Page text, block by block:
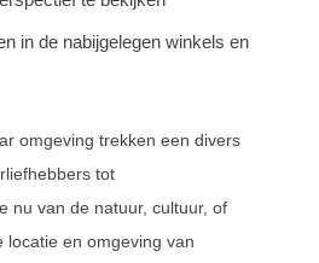
in de nabijgelegen winkels en
omgeving trekken een divers
tot
nu van de natuur, cultuur, of
locatie en omgeving van